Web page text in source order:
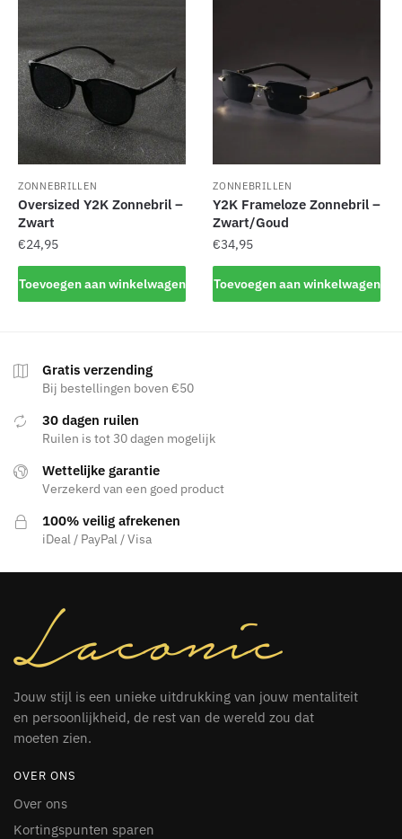
kan
gekozen
worden
de
productpagina
ZONNEBRILLEN
Oversized Y2K Zonnebril –
Zwart
€24,95
Toevoegen aan winkelwagen
ZONNEBRILLEN
Y2K Frameloze Zonnebril –
Zwart/Goud
€34,95
Toevoegen aan winkelwagen
Gratis verzending
Bij bestellingen boven €50
30 dagen ruilen
Ruilen is tot 30 dagen mogelijk
Wettelijke garantie
Verzekerd van een goed product
100% veilig afrekenen
iDeal / PayPal / Visa
Jouw stijl is een unieke uitdrukking van jouw mentaliteit
en persoonlijkheid, de rest van de wereld zou dat
moeten zien.
OVER ONS
Over ons
Kortingspunten sparen